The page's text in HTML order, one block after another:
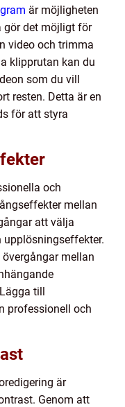
är möjligheten
gör det möjligt för
video och trimma
klipprutan kan du
som du vill
resten. Detta är en
för att styra
och
mellan
att välja
mellan
till
professionell och
är
Genom att